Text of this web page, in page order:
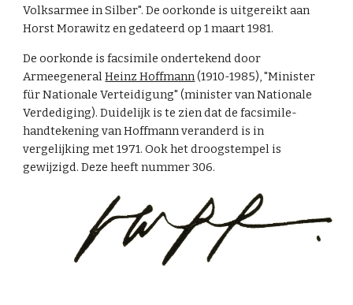
Volksarmee in Silber". De oorkonde is uitgereikt aan
Horst Morawitz engedateerdop 1 maart 1981.
De oorkonde is facsimile ondertekend door
ArmeegeneralHeinz Hoffmann(1910-1985), "Minister
für Nationale Verteidigung" (minister van Nationale
Verdediging). Duidelijk is te zien dat de facsimile-
handtekening van Hoffmann veranderd is in
vergelijking met 1971. Ook het droogstempel is
gewijzigd. Deze heeft nummer 306.